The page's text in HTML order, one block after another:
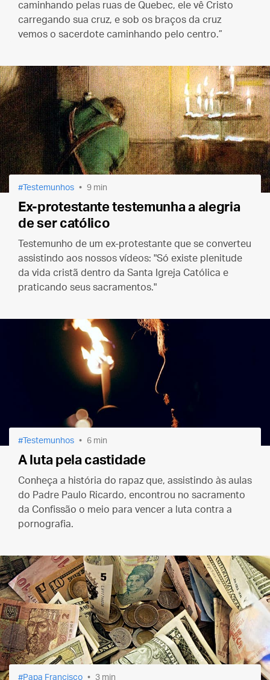
caminhando pelas ruas de Quebec, ele vê Cristo
carregando sua cruz, e sob os braços da cruz
vemos o sacerdote caminhando pelo centro.”
Testemunhos 9 min
Ex-protestante testemunha a alegria
de ser católico
Testemunho de um ex-protestante que se converteu
assistindo aos nossos vídeos: "Só existe plenitude
da vida cristã dentro da Santa Igreja Católica e
praticando seus sacramentos."
Testemunhos 6 min
A luta pela castidade
Conheça a história do rapaz que, assistindo às aulas
do Padre Paulo Ricardo, encontrou no sacramento
da Confissão o meio para vencer a luta contra a
pornografia.
Papa Francisco 3 min